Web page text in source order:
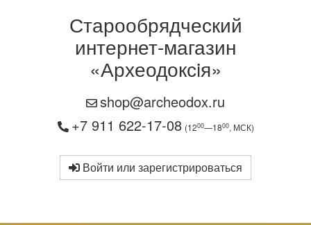
Старообрядческий
интернет-магазин
«Археодоксiя»
shop@archeodox.ru
+7 911 622-17-08 (1200—1800, МСК)
Войти или зарегистрироваться